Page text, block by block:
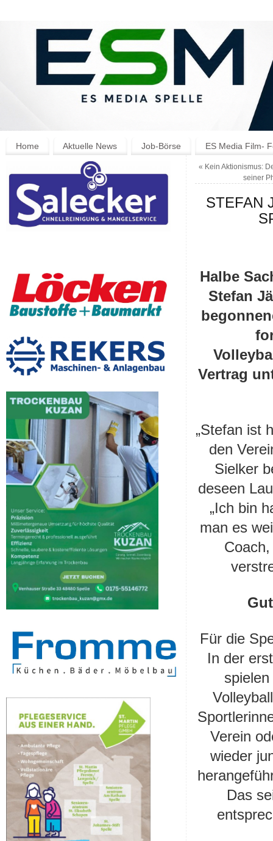
Home Aktuelle News Job-Börse ES Media Film-
« Kein Aktionismus:
seiner
STEFAN
Halbe
Stefan
Vertrag
„Stefan ist
den
Sielker
deseen
„Ich bin
man es
Für die
In der
Verein
wieder
Das